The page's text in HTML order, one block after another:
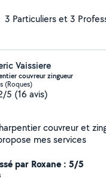
3 Particuliers et 3
Vaissiere
couvreur zingueur
(Roques)
5 (16 avis)
couvreur et
mes services
par Roxane : 5/5